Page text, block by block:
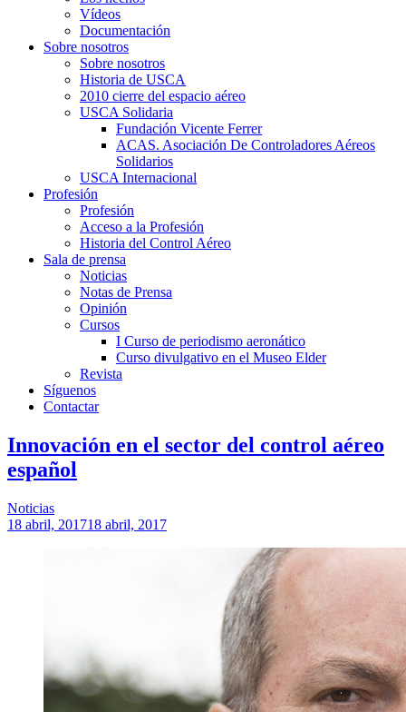
Vídeos
Documentación
Sobre nosotros
Sobre nosotros
Historia de USCA
2010 cierre del espacio aéreo
USCA Solidaria
Fundación Vicente Ferrer
ACAS. Asociación De Controladores Aéreos
Solidarios
USCA Internacional
Profesión
Profesión
Acceso a la Profesión
Historia del Control Aéreo
Sala de prensa
Noticias
Notas de Prensa
Opinión
Cursos
I Curso de periodismo aeronático
Curso divulgativo en el Museo Elder
Revista
Síguenos
Contactar
Innovación en el sector del control aéreo
español
Noticias
18 abril, 201718 abril, 2017